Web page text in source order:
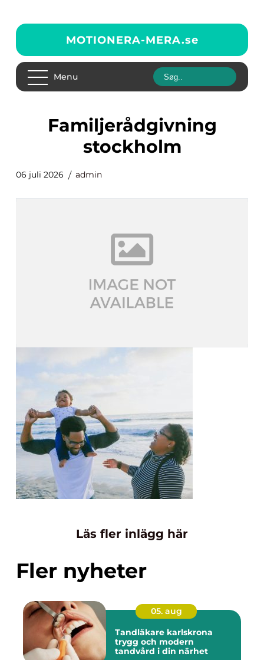
MOTIONERA-MERA.se
Menu
familjerådgivning
stockholm
06 juli 2026 admin
Läs fler inlägg här
Fler nyheter
05. aug
Tandläkare karlskrona
trygg och modern
tandvård i din närhet